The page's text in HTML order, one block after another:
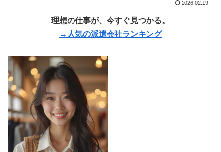
2026.02.19
理想の仕事が、今すぐ見つかる。
→人気の派遣会社ランキング